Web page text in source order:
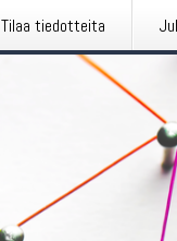
Tilaa tiedotteita